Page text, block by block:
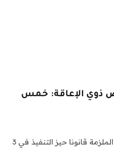
ذوي الإعاقة: خمس
دخلت هذه المعاهدة التاريخية الملزمة قانونا حيز التنفيذ في 3